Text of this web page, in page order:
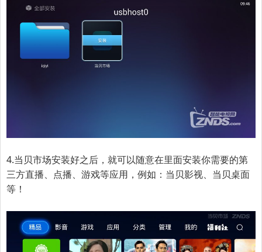
4.当贝市场安装好之后，就可以随意在里面安装你需要的第
三方直播、点播、游戏等应用，例如：当贝影视、当贝桌面
等！